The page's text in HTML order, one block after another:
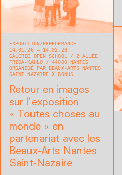
EXPOSITION PERFORMANCE
14.01.26 — 14.02.26
GALERIE OPEN SCHOOL
2 ALLÉE
FRIDA-KAHLO
44000 NANTES
ORGANISÉ PAR BEAUX-ARTS NANTES
SAINT NAZAIRE X BONUS
Retour en images
sur l’exposition
« Toutes choses au
monde » en
partenariat avec les
Beaux-Arts Nantes
Saint-Nazaire